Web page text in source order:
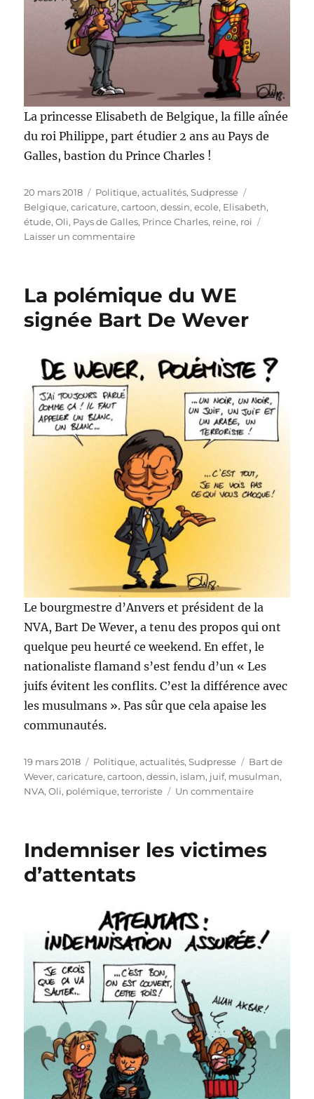
La princesse Elisabeth de Belgique, la fille aînée
du roi Philippe, part étudier 2 ans au Pays de
Galles, bastion du Prince Charles !
Publié
le
20 mars 2018 Catégories
Politique, actualités,Sudpresse
Belgique,caricature,cartoon,dessin,ecole, Elisabeth,
étude,Oli, Pays de Galles, Prince Charles, reine, roi
Laisser un commentairesur
au
Pays
de
La polémique du WE
signée Bart De Wever
Le bourgmestre d’Anvers et président de la
NVA, Bart De Wever, a tenu des propos qui ont
quelque peu heurté ce weekend. En effet, le
nationaliste flamand s’est fendu d’un « Les
juifs évitent les conflits. C’est la différence avec
les musulmans ». Pas sûr que cela apaise les
communautés.
Publié
le
19 mars 2018 Catégories
Politique, actualités,Sudpresse Étiquettes
Bart de
Wever,caricature,cartoon,dessin, islam, juif, musulman,
NVA,Oli, polémique,terroriste Un commentairesur
WE
Indemniser les victimes
d’attentats